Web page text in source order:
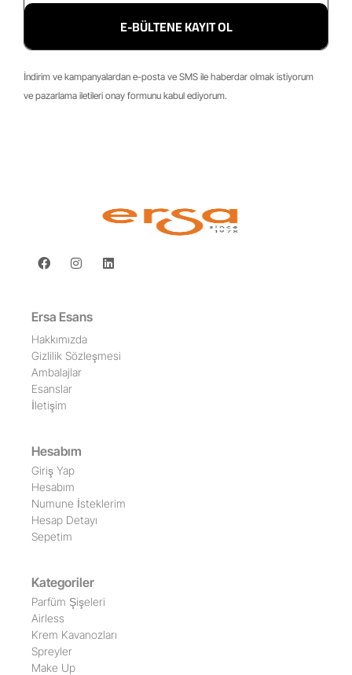
E-BÜLTENE KAYIT OL
İndirim ve kampanyalardan e-posta ve SMS ile haberdar olmak istiyorum
ve pazarlama iletileri onay formunu kabul ediyorum.
Ersa Esans
Hakkımızda
Gizlilik Sözleşmesi
Ambalajlar
Esanslar
İletişim
Hesabım
Giriş Yap
Hesabım
Numune İsteklerim
Hesap Detayı
Sepetim
Kategoriler
Parfüm Şişeleri
Airless
Krem Kavanozları
Spreyler
Make Up